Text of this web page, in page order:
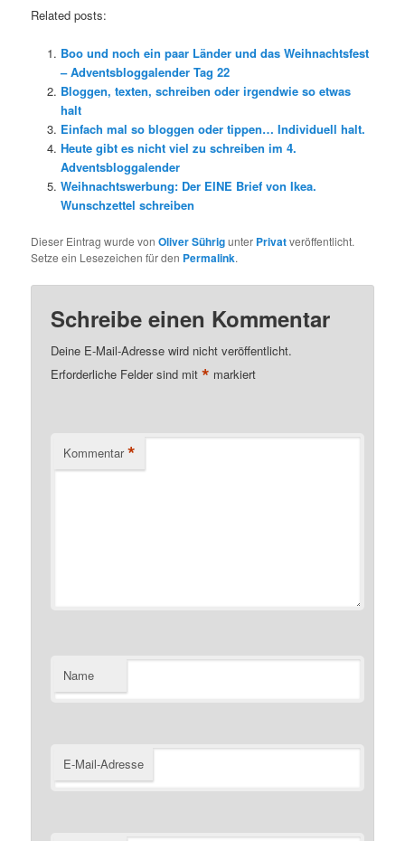
Related posts:
Boo und noch ein paar Länder und das Weihnachtsfest
– Adventsbloggalender Tag 22
Bloggen, texten, schreiben oder irgendwie so etwas
halt
Einfach mal so bloggen oder tippen… Individuell halt.
Heute gibt es nicht viel zu schreiben im 4.
Adventsbloggalender
Weihnachtswerbung: Der EINE Brief von Ikea.
Wunschzettel schreiben
Dieser Eintrag wurde vonOliver Sührigunter Privatveröffentlicht.
Setze ein Lesezeichen für den Permalink.
Schreibe einen Kommentar
Deine E-Mail-Adresse wird nicht veröffentlicht.
Erforderliche Felder sind mit* markiert
Kommentar *
Name
E-Mail-Adresse